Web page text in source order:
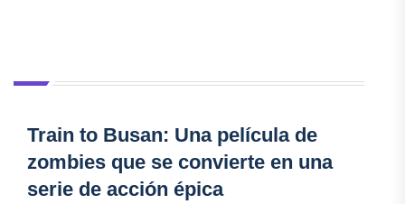
Train to Busan: Una película de
zombies que se convierte en una
serie de acción épica